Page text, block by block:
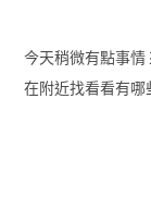
今天稍微有點事
在附近找看看有